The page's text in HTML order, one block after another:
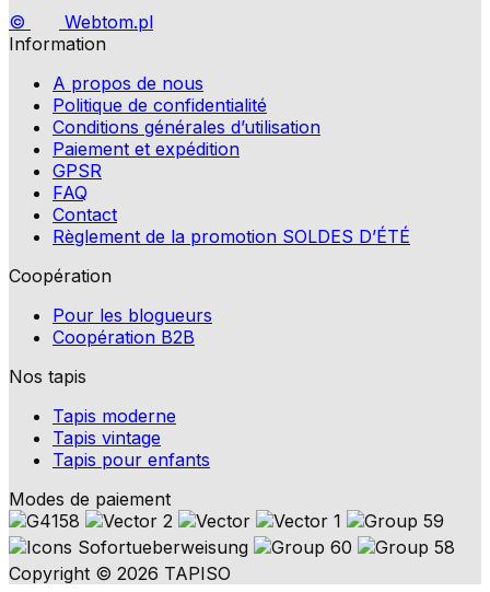
©
Webtom.pl
Information
A propos de nous
Politique de confidentialité
Conditions générales d’utilisation
Paiement et expédition
GPSR
FAQ
Contact
Règlement de la promotion SOLDES D’ÉTÉ
Coopération
Pour les blogueurs
Coopération B2B
Nos tapis
Tapis moderne
Tapis vintage
Tapis pour enfants
Modes de paiement
Copyright © 2026 TAPISO